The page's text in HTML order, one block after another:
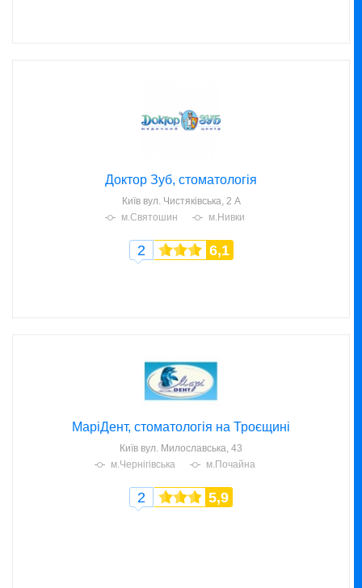
Доктор Зуб, стоматологія
Київ вул. Чистяківська, 2 А
м.Святошин
м.Нивки
2 6,1
МаріДент, стоматологія на Троєщині
Київ вул. Милославська, 43
м.Чернігівська
м.Почайна
2 5,9